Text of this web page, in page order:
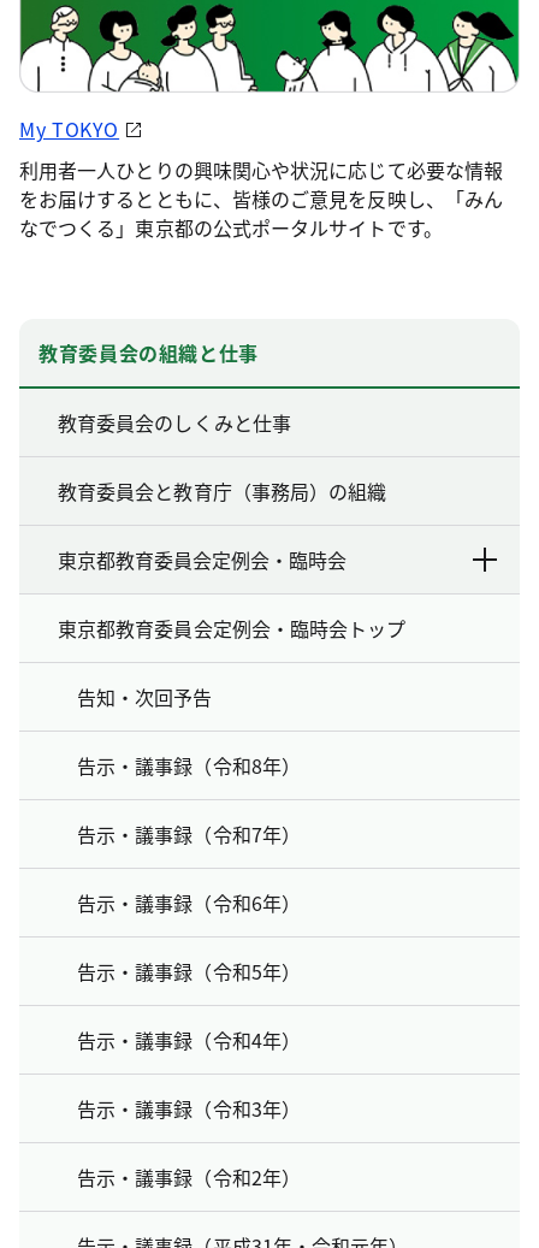
My TOKYO
利用者一人ひとりの興味関心や状況に応じて必要な情報
をお届けするとともに、皆様のご意見を反映し、「みん
なでつくる」東京都の公式ポータルサイトです。
教育委員会の組織と仕事
教育委員会のしくみと仕事
教育委員会と教育庁（事務局）の組織
東京都教育委員会定例会・臨時会
東京都教育委員会定例会・臨時会トップ
告知・次回予告
告示・議事録（令和8年）
告示・議事録（令和7年）
告示・議事録（令和6年）
告示・議事録（令和5年）
告示・議事録（令和4年）
告示・議事録（令和3年）
告示・議事録（令和2年）